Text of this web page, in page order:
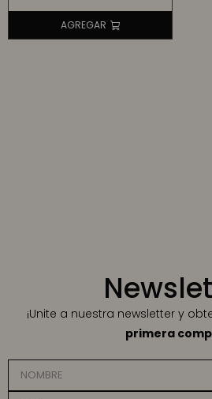
¡Unite a nuestra newsletter y
primera